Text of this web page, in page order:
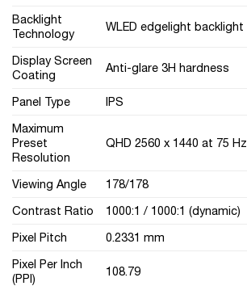
Backlight
Technology
WLED edgelight backlight
Display Screen
Coating
Anti-glare 3H hardness
Panel Type
IPS
Maximum
Preset
Resolution
QHD 2560 x 1440 at 75 Hz
Viewing Angle
178/178
Contrast Ratio
1000:1 / 1000:1 (dynamic)
Pixel Pitch
0.2331 mm
Pixel Per Inch
(PPI)
108.79